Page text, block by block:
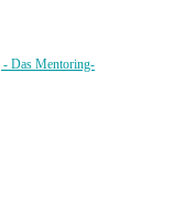
- Das Mentoring-